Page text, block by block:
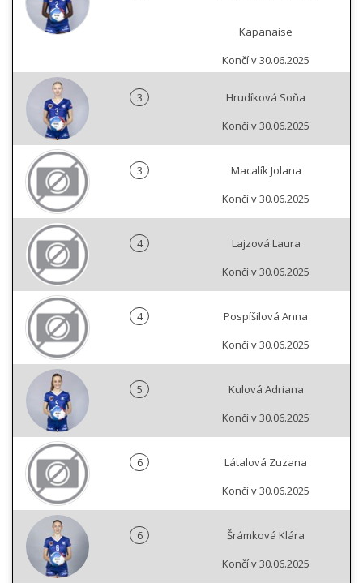
Kapanaise
Končí v 30.06.2025
3
Hrudíková Soňa
Končí v 30.06.2025
3
Macalík Jolana
Končí v 30.06.2025
4
Lajzová Laura
Končí v 30.06.2025
4
Pospíšilová Anna
Končí v 30.06.2025
5
Kulová Adriana
Končí v 30.06.2025
6
Látalová Zuzana
Končí v 30.06.2025
6
Šrámková Klára
Končí v 30.06.2025